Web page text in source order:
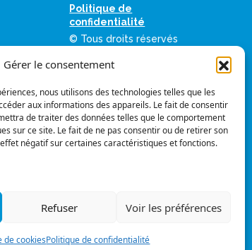
Gérer le consentement
nous utilisons des technologies telles que les
aux informations des appareils. Le fait de consentir
de traiter des données telles que le comportement
sur ce site. Le fait de ne pas consentir ou de retirer son
négatif sur certaines caractéristiques et fonctions.
Refuser Voir les préférences
de cookiesPolitique de confidentialité
FIQ
Politique de
confidentialité
© Tous droits réservés
Suivez-nous